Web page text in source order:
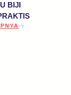
BIJI
MORE ABOUT